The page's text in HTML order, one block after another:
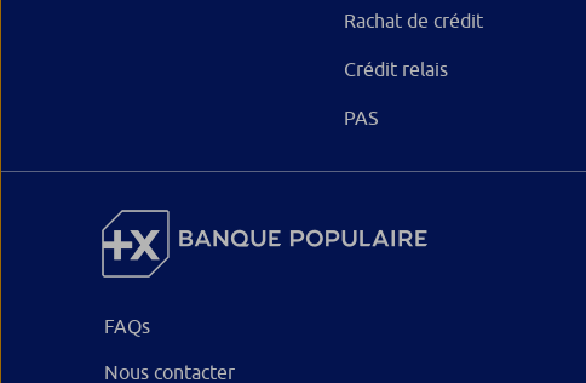
Rachat de crédit
Crédit relais
PAS
FAQs
Nous contacter